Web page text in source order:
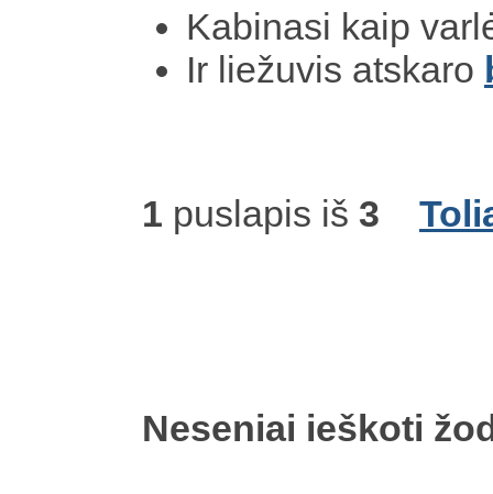
Kabinasi kaip
Ir liežuvis atskaro
1 puslapis iš 3
Neseniai ieškoti